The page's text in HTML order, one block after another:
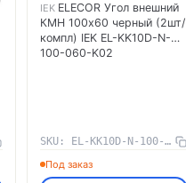
IEK ELECOR Угол внешний
КМН 100х60 черный (2шт/
компл) IEK EL-KK10D-N-
100-060-K02
SKU: EL-KK10D-N-100-060-K02
Под заказ